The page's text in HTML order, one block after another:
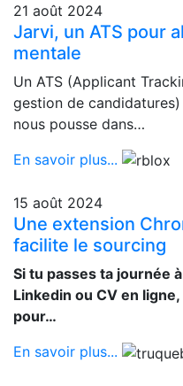
21 août 2024
Jarvi, un ATS pour
mentale
Un ATS (Applicant
gestion de
nous pousse dans…
En savoir plus...
15 août 2024
Une extension
facilite le sourcing
Si tu passes ta journée
Linkedin ou CV en
pour…
En savoir plus...